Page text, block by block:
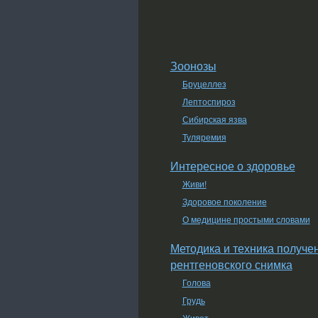
Зоонозы
Бруцеллез
Лептоспироз
Сибирская язва
Туляремия
Интересное о здоровье
Живи!
Здоровое поколение
О медицине простыми словами
Методика и техника
рентгеновского снимка
Голова
Грудь